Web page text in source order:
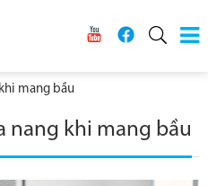
mang bầu
nang khi mang bầu